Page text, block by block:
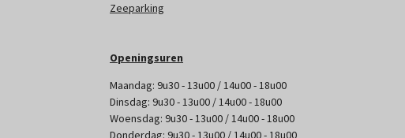
Zeeparking
Openingsuren
Maandag: 9u30 - 13u00 / 14u00 - 18u00
Dinsdag: 9u30 - 13u00 / 14u00 - 18u00
Woensdag: 9u30 - 13u00 / 14u00 - 18u00
Donderdag: 9u30 - 13u00 / 14u00 - 18u00